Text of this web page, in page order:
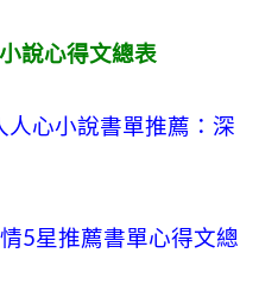
說心得文總表
心小說書單推薦：深
5星推薦書單心得文總